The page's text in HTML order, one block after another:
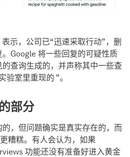
表示，公司已“迅速采取行动”，删
Google 将一些回复的可疑性质
查询生成的，并声称其中一些查
验室里重现的 ”。
部分
，但问题确实是真实存在的，而
糟糕。有人会认为，如果
功能还没有准备好进入黄金